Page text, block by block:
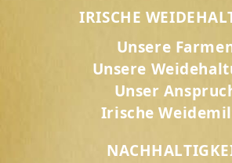
IRISCHE
Unsere
Unsere
Unser
Irische